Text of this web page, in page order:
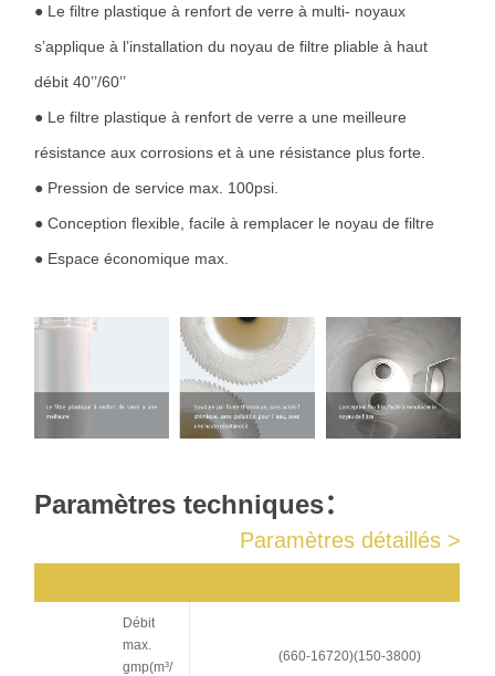
● Le filtre plastique à renfort de verre à multi- noyaux
s’applique à l’installation du noyau de filtre pliable à haut
débit 40’’/60’’
● Le filtre plastique à renfort de verre a une meilleure
résistance aux corrosions et à une résistance plus forte.
● Pression de service max. 100psi.
● Conception flexible, facile à remplacer le noyau de filtre
● Espace économique max.
Paramètres techniques：
Paramètres détaillés >
Débit
max.
gmp(m³/
(660-16720)(150-3800)